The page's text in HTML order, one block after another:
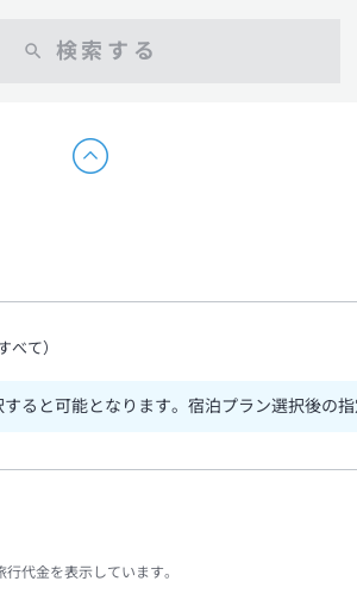
検索する
べて）
ると可能となります。宿泊プラン選択後の
代金を表示しています。